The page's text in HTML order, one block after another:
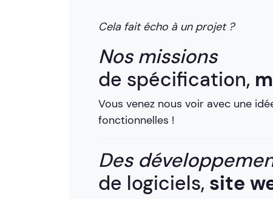
Cela fait écho à un projet ?
Nos missions
de spécification,
Vous venez nous voir avec une
fonctionnelles !
Des
de logiciels, site